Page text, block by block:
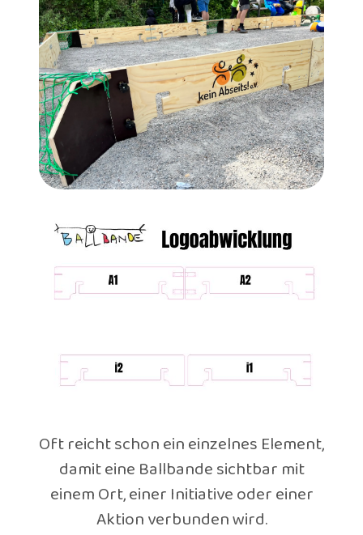
Oft reicht schon ein einzelnes Element,
damit eine Ballbande sichtbar mit
einem Ort, einer Initiative oder einer
Aktion verbunden wird.